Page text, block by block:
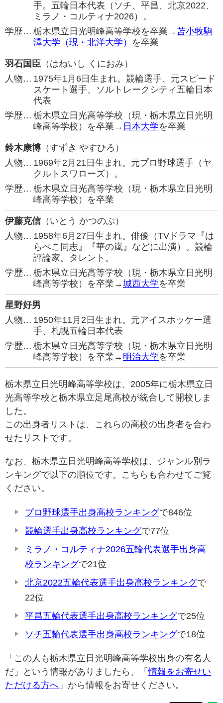
手。五輪日本代表（ソチ、平昌、北京2022、
ミラノ・コルティナ2026）。
学歴… 栃木県立日光明峰高等学校を卒業→苫小牧駒
澤大学（現・北洋大学） を卒業
羽石国臣 （はねいし くにおみ）
人物… 1975年1月6日生まれ。競輪選手、元スピード
スケート選手、ソルトレークシティ五輪日本
代表
学歴… 栃木県立日光高等学校（現・栃木県立日光明
峰高等学校）を卒業→ 日本大学を卒業
鈴木康博 （すずき やすひろ）
人物… 1969年2月21日生まれ。元プロ野球選手（ヤ
クルトスワローズ）。
学歴… 栃木県立日光高等学校（現・栃木県立日光明
峰高等学校）を卒業
伊藤克信（いとう かつのぶ）
人物… 1958年6月27日生まれ。俳優（TVドラマ『は
らぺこ同志』『華の嵐』などに出演）。競輪
評論家。タレント。
学歴… 栃木県立日光高等学校（現・栃木県立日光明
峰高等学校）を卒業→城西大学を卒業
星野好男
人物… 1950年11月2日生まれ。元アイスホッケー選
手、札幌五輪日本代表
学歴… 栃木県立日光高等学校（現・栃木県立日光明
峰高等学校）を卒業→ 明治大学を卒業
栃木県立日光明峰高等学校は、2005年に栃木県立日
光高等学校と栃木県立足尾高校が統合して開校しま
した。
この出身者リストは、これらの高校の出身者を合わ
せたリストです。
なお、栃木県立日光明峰高等学校は、ジャンル別ラ
ンキングで以下の順位です。こちらも合わせてご覧
ください。
プロ野球選手出身高校ランキングで846位
競輪選手出身高校ランキングで77位
ミラノ・コルティナ2026五輪代表選手出身高
校ランキングで21位
北京2022五輪代表選手出身高校ランキングで
22位
平昌五輪代表選手出身高校ランキングで25位
ソチ五輪代表選手出身高校ランキングで18位
「この人も栃木県立日光明峰高等学校出身の有名人
だ」という情報がありましたら、「情報をお寄せい
ただける方へ 」から情報をお寄せください。